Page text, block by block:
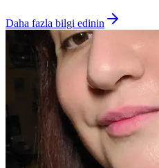
Daha fazla bilgi edinin